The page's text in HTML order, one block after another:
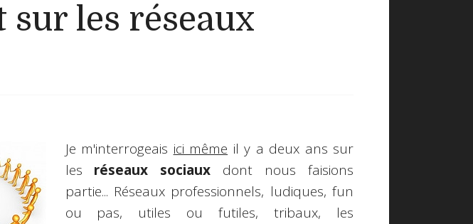
sur les réseaux
Je m'interrogeais ici même il y a deux ans sur
les réseaux sociaux dont nous faisions
partie... Réseaux professionnels, ludiques, fun
ou pas, utiles ou futiles, tribaux, les